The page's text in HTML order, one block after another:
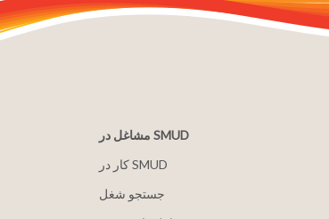
مشاغل در SMUD
کار در SMUD
جستجو شغل